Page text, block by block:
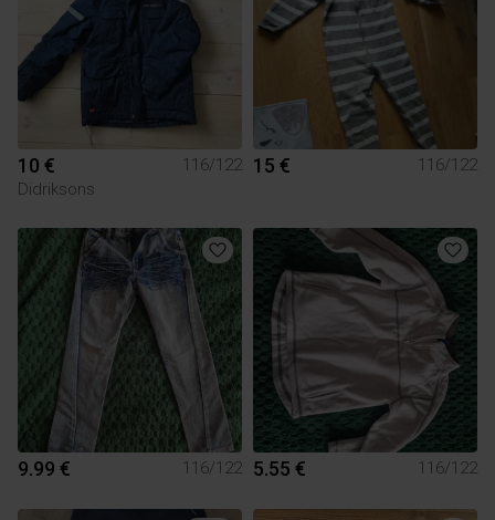
10 €
116/122
Didriksons
15 € 116/122
9.99 € 116/122 5.55 € 116/122